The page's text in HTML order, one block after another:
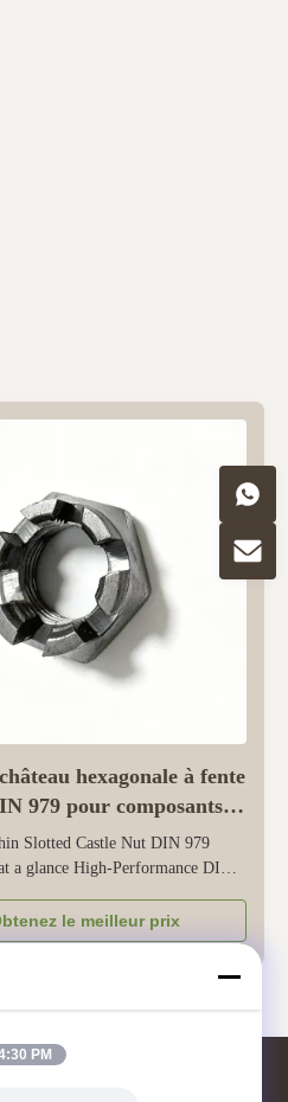
hexagonale à fente
979 pour composants
Slotted Castle Nut DIN 979
a glance High-Performance DIN
thin slotted nuts (K1) and
per DIN 979 standard (K2),
le meilleur prix
PM